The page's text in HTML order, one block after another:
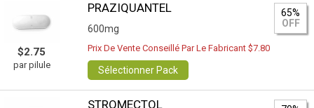
$2.75
par pilule
PRAZIQUANTEL
600mg
65%
OFF
Prix De Vente Conseillé Par Le Fabricant $7.80
Sélectionner Pack
STROMECTOL